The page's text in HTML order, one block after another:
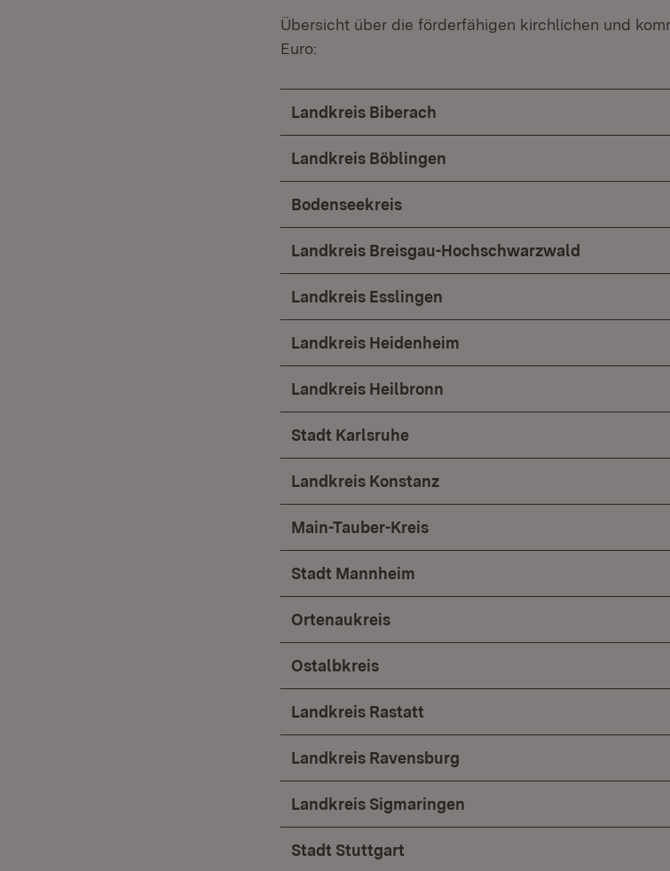
Übersicht über die förderfähigen kirchlichen und
Euro:
Landkreis Biberach
Landkreis Böblingen
Bodenseekreis
Landkreis Breisgau-Hochschwarzwald
Landkreis Esslingen
Landkreis Heidenheim
Landkreis Heilbronn
Stadt Karlsruhe
Landkreis Konstanz
Main-Tauber-Kreis
Stadt Mannheim
Ortenaukreis
Ostalbkreis
Landkreis Rastatt
Landkreis Ravensburg
Landkreis Sigmaringen
Stadt Stuttgart